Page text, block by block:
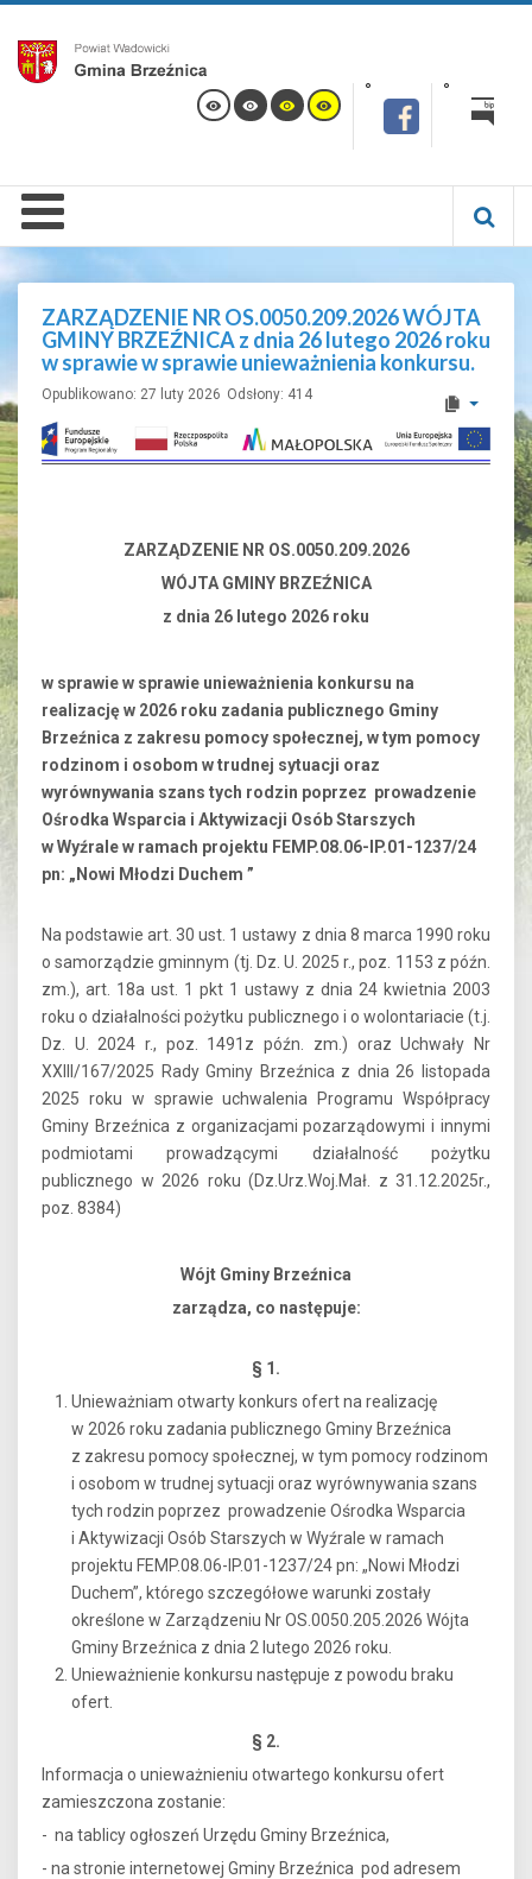
ZARZĄDZENIE NR OS.0050.209.2026 WÓJTA
GMINY BRZEŹNICA z dnia 26 lutego 2026 roku
w sprawie w sprawie unieważnienia konkursu.
Opublikowano: 27 luty 2026 Odsłony: 414
ZARZĄDZENIE NR OS.0050.209.2026
WÓJTA GMINY BRZEŹNICA
z dnia 26 lutego 2026 roku
w sprawie w sprawie unieważnienia konkursu na
realizację w 2026 roku zadania publicznego Gminy
Brzeźnica z zakresu pomocy społecznej, w tym pomocy
rodzinom i osobom w trudnej sytuacji oraz
wyrównywania szans tych rodzin poprzez prowadzenie
Ośrodka Wsparcia i Aktywizacji Osób Starszych
w Wyźrale w ramach projektu FEMP.08.06-IP.01-1237/24
pn: „Nowi Młodzi Duchem ”
Na podstawie art. 30 ust. 1 ustawy z dnia 8 marca 1990 roku
o samorządzie gminnym (tj. Dz. U. 2025 r., poz. 1153 z późn.
zm.), art. 18a ust. 1 pkt 1 ustawy z dnia 24 kwietnia 2003
roku o działalności pożytku publicznego i o wolontariacie (t.j.
Dz. U. 2024 r., poz. 1491z późn. zm.) oraz Uchwały Nr
XXIII/167/2025 Rady Gminy Brzeźnica z dnia 26 listopada
2025 roku w sprawie uchwalenia Programu Współpracy
Gminy Brzeźnica z organizacjami pozarządowymi i innymi
podmiotami prowadzącymi działalność pożytku
publicznego w 2026 roku (Dz.Urz.Woj.Mał. z 31.12.2025r.,
poz. 8384)
Wójt Gminy Brzeźnica
zarządza, co następuje:
§ 1.
Unieważniam otwarty konkurs ofert na realizację
w 2026 roku zadania publicznego Gminy Brzeźnica
z zakresu pomocy społecznej, w tym pomocy rodzinom
i osobom w trudnej sytuacji oraz wyrównywania szans
tych rodzin poprzez prowadzenie Ośrodka Wsparcia
i Aktywizacji Osób Starszych w Wyźrale w ramach
projektu FEMP.08.06-IP.01-1237/24 pn: „Nowi Młodzi
Duchem”, którego szczegółowe warunki zostały
określone w Zarządzeniu Nr OS.0050.205.2026 Wójta
Gminy Brzeźnica z dnia 2 lutego 2026 roku.
Unieważnienie konkursu następuje z powodu braku
ofert.
§ 2.
Informacja o unieważnieniu otwartego konkursu ofert
zamieszczona zostanie:
- na tablicy ogłoszeń Urzędu Gminy Brzeźnica,
- na stronie internetowej Gminy Brzeźnica pod adresem